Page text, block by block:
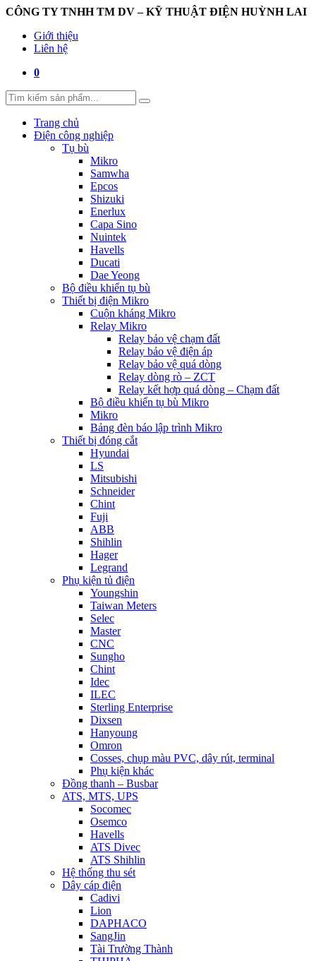
CÔNG TY TNHH TM DV – KỸ THUẬT ĐIỆN HUỲNH LAI
Giới thiệu
Liên hệ
0
Trang chủ
Điện công nghiệp
Tụ bù
Mikro
Samwha
Epcos
Shizuki
Enerlux
Capa Sino
Nuintek
Havells
Ducati
Dae Yeong
Bộ điều khiển tụ bù
Thiết bị điện Mikro
Cuộn kháng Mikro
Relay Mikro
Relay bảo vệ chạm đất
Relay bảo vệ điện áp
Relay bảo vệ quá dòng
Relay dòng rò – ZCT
Relay kết hợp quá dòng – Chạm đất
Bộ điều khiển tụ bù Mikro
Mikro
Bảng đèn báo lập trình Mikro
Thiết bị đóng cắt
Hyundai
LS
Mitsubishi
Schneider
Chint
Fuji
ABB
Shihlin
Hager
Legrand
Phụ kiện tủ điện
Youngshin
Taiwan Meters
Selec
Master
CNC
Sungho
Chint
Idec
ILEC
Sterling Enterprise
Dixsen
Hanyoung
Omron
Cosses, chụp màu PVC, dây rút, terminal
Phụ kiện khác
Đồng thanh – Busbar
ATS, MTS, UPS
Socomec
Osemco
Havells
ATS Divec
ATS Shihlin
Hệ thống thu sét
Dây cáp điện
Cadivi
Lion
DAPHACO
SangJin
Tài Trường Thành